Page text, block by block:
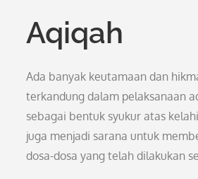
Aqiqah
Ada banyak keutamaan dan
terkandung dalam pelaksanaan
sebagai bentuk syukur atas
juga menjadi sarana untuk
dosa-dosa yang telah dilakukan